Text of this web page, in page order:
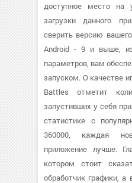
доступное место на
загрузки данного
сверить версию
Android - 9 и выше,
параметров, вам
запуском. О качестве
Battles отметит
запустивших у себя
статистике с
360000, каждая
приложение лучше.
котором стоит
обработчик графики,